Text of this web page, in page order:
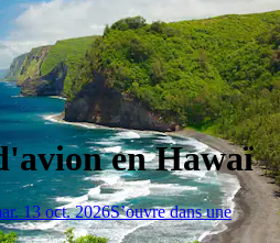
en Hawaï
13 oct. 2026S’ouvre dans une